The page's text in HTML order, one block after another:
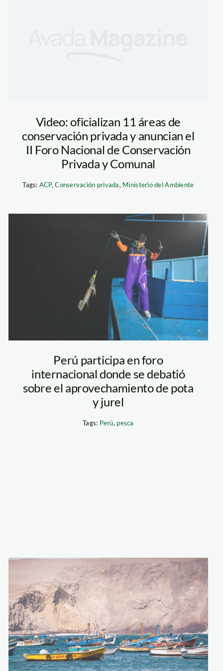
Video: oficializan 11 áreas de
conservación privada y anuncian el
II Foro Nacional de Conservación
Privada y Comunal
Tags: ACP,Conservación privada, Ministerio del Ambiente
Pesca_SPDA
Perú participa en foro
internacional donde se debatió
sobre el aprovechamiento de pota
y jurel
Tags: Perú, pesca
Embarcaciones-
artesanales-de-
Paracas.-Foto.-